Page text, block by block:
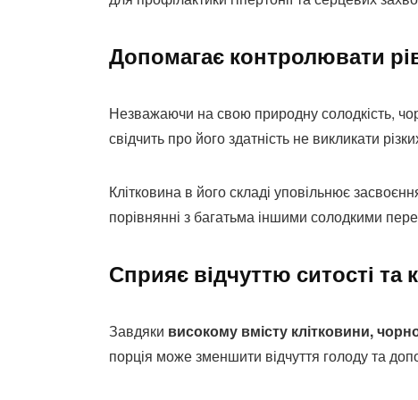
Допомагає контролювати
Незважаючи на свою природну солодкість,
свідчить про його здатність не викликати
Клітковина в його складі уповільнює
порівнянні з багатьма іншими солодкими
Сприяє відчуттю ситості та
Завдяки високому вмісту клітковини,
порція може зменшити відчуття голоду та